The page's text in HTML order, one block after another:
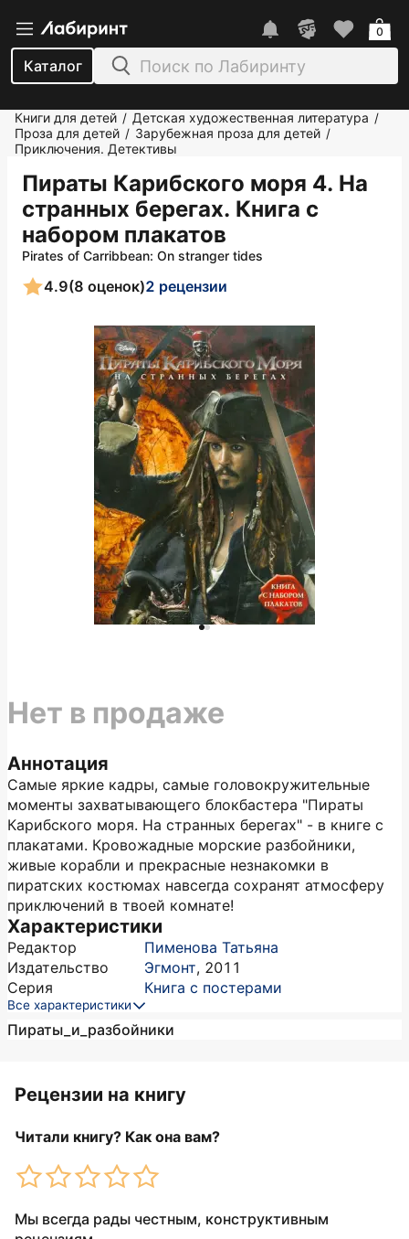
Каталог
0
Книги для детей / Детская художественная литература /
Проза для детей / Зарубежная проза для детей /
Приключения. Детективы
Пираты Карибского моря 4. На
странных берегах. Книга с
набором плакатов
Pirates of Carribbean: On stranger tides
4.9(8 оценок)2 рецензии
Аннотация
Самые яркие кадры, самые головокружительные
моменты захватывающего блокбастера "Пираты
Карибского моря. На странных берегах" - в книге с
плакатами. Кровожадные морские разбойники,
живые корабли и прекрасные незнакомки в
пиратских костюмах навсегда сохранят атмосферу
приключений в твоей комнате!
Характеристики
Редактор
Пименова Татьяна
Издательство
Эгмонт, 2011
Серия
Книга с постерами
Все характеристики
Пираты_и_разбойники
Нет в продаже
Рецензии на книгу
Читали книгу? Как она вам?
Мы всегда рады честным, конструктивным